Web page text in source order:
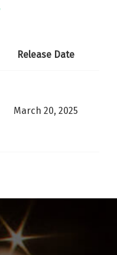
Release Date
March 20, 2025